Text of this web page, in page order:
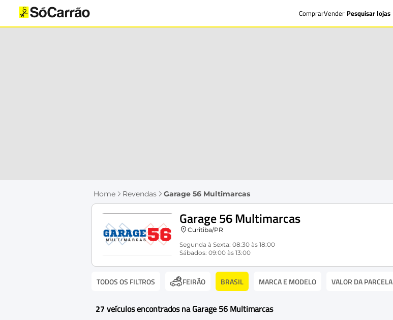
ComprarVender Pesquisar lojas
Home Revendas Garage 56 Multimarcas
Garage 56 Multimarcas
Curitiba/PR
Segunda à Sexta: 08:30 às 18:00
Sábados: 09:00 às 13:00
TODOS OS FILTROS FEIRÃO BRASIL MARCA E MODELO VALOR DA PARCELA
27 veículos encontrados na Garage 56 Multimarcas